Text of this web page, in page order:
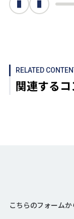
RELATED
関連する
こちらのフォーム